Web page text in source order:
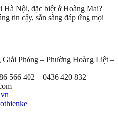
Hà Nội, đặc biệt ở Hoàng Mai?
tin cậy, sẵn sàng đáp ứng mọi
Phóng – Phường Hoàng Liệt –
566 402 – 0436 420 832